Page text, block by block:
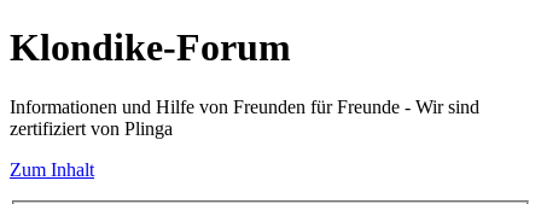
Klondike-Forum
Informationen und Hilfe von Freunden für Freunde - Wir sind
zertifiziert von Plinga
Zum Inhalt